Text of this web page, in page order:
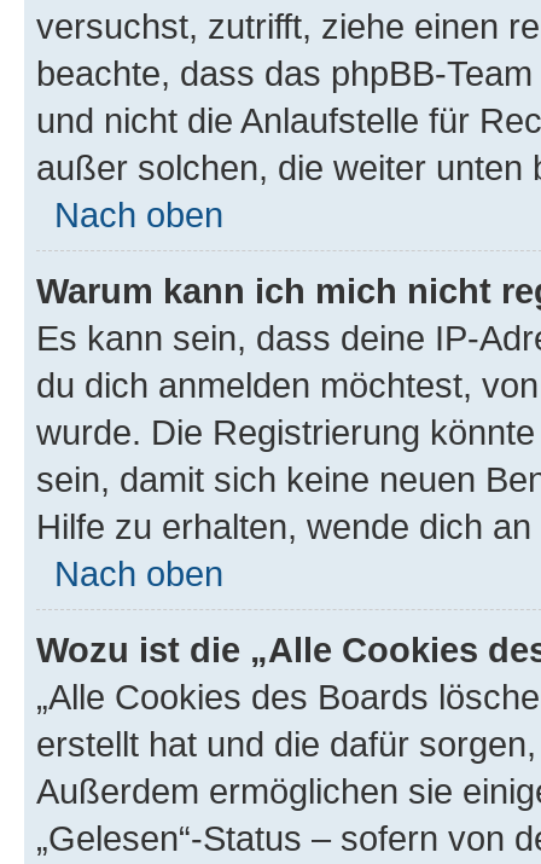
versuchst, zutrifft, ziehe einen
beachte, dass das phpBB-
und nicht die Anlaufstelle für
außer solchen, die weiter unten
Nach oben
Warum kann ich mich nicht
Es kann sein, dass deine IP-
du dich anmelden möchtest,
wurde. Die Registrierung
sein, damit sich keine neuen
Hilfe zu erhalten, wende dich
Nach oben
Wozu ist die „Alle Cookies
„Alle Cookies des Boards
erstellt hat und die dafür
Außerdem ermöglichen sie
„Gelesen“-Status – sofern von